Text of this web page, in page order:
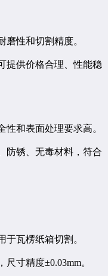
性和切割精度。
提供价格合理、性能稳
和表面处理要求高。
防锈、无毒材料，符合
瓦楞纸箱切割。
寸精度±0.03mm。